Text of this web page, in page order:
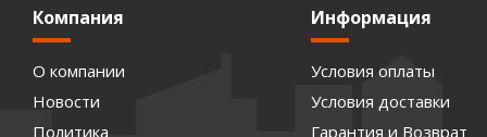
Компания
О компании
Новости
Политика
Информация
Условия оплаты
Условия доставки
Гарантия и Возврат